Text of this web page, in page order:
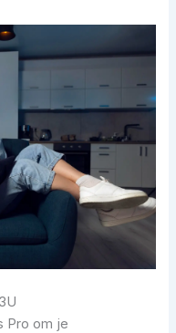
Pro om je